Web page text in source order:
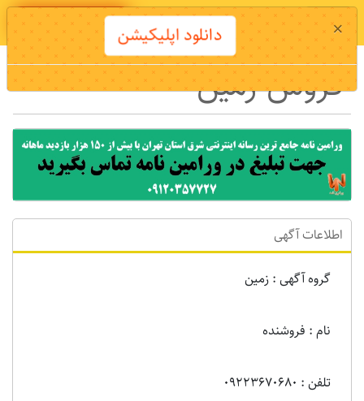
دانلود اپلیکیشن
فروش زمین
اطلاعات آگهی
گروه آگهی : زمين
نام : فروشنده
تلفن : 09223670680
× دانلود اپلیکیشن